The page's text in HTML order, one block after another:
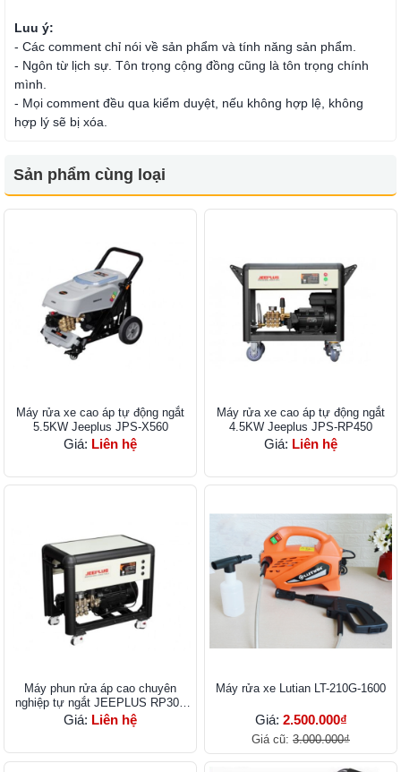
Luu ý:
- Các comment chỉ nói về sản phẩm và tính năng sản phẩm.
- Ngôn từ lịch sự. Tôn trọng cộng đồng cũng là tôn trọng chính
mình.
- Mọi comment đều qua kiểm duyệt, nếu không hợp lệ, không
hợp lý sẽ bị xóa.
Sản phẩm cùng loại
Máy rửa xe cao áp tự động ngắt
5.5KW Jeeplus JPS-X560
Giá: Liên hệ
Máy rửa xe cao áp tự động ngắt
4.5KW Jeeplus JPS-RP450
Giá: Liên hệ
Máy phun rửa áp cao chuyên
nghiệp tự ngắt JEEPLUS RP300
3kW
Giá: Liên hệ
Máy rửa xe Lutian LT-210G-1600
Giá: 2.500.000₫
Giá cũ: 3.000.000₫